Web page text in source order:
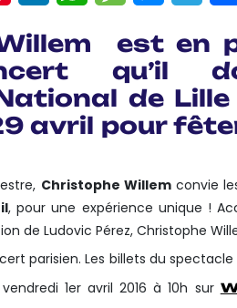
est en
qu’il
de
avril pour
Christophe Willemconvie
, pour une expérience unique !
de Ludovic Pérez, Christophe
parisien. Les billets du spectacle
1er avril 2016 à 10h sur